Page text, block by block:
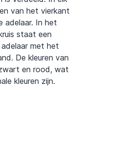
van het vierkant
adelaar. In het
staat een
met het
De kleuren van
en rood, wat
kleuren zijn.